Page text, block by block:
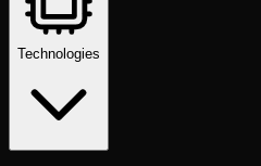
Technologies